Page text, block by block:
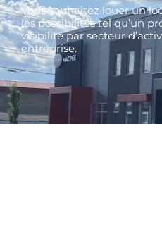
Vous souhaitez louer un
les possibilités tel qu’un
visibilité par secteur
entreprise.